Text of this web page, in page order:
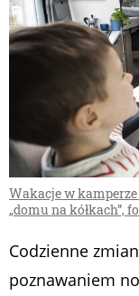
Wakacje w
„domu na kółkach”,
Codzienne
poznawaniem